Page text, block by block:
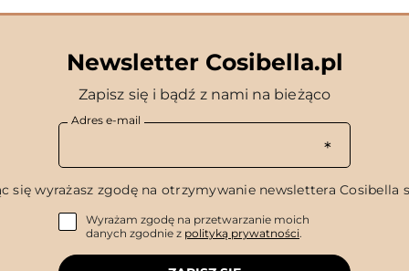
Newsletter Cosibella.pl
Zapisz się i bądź z nami na bieżąco
Adres e-mail
się wyrażasz zgodę na otrzymywanie newslettera Cosibella
Wyrażam zgodę na przetwarzanie moich
danych zgodnie z polityką prywatności.